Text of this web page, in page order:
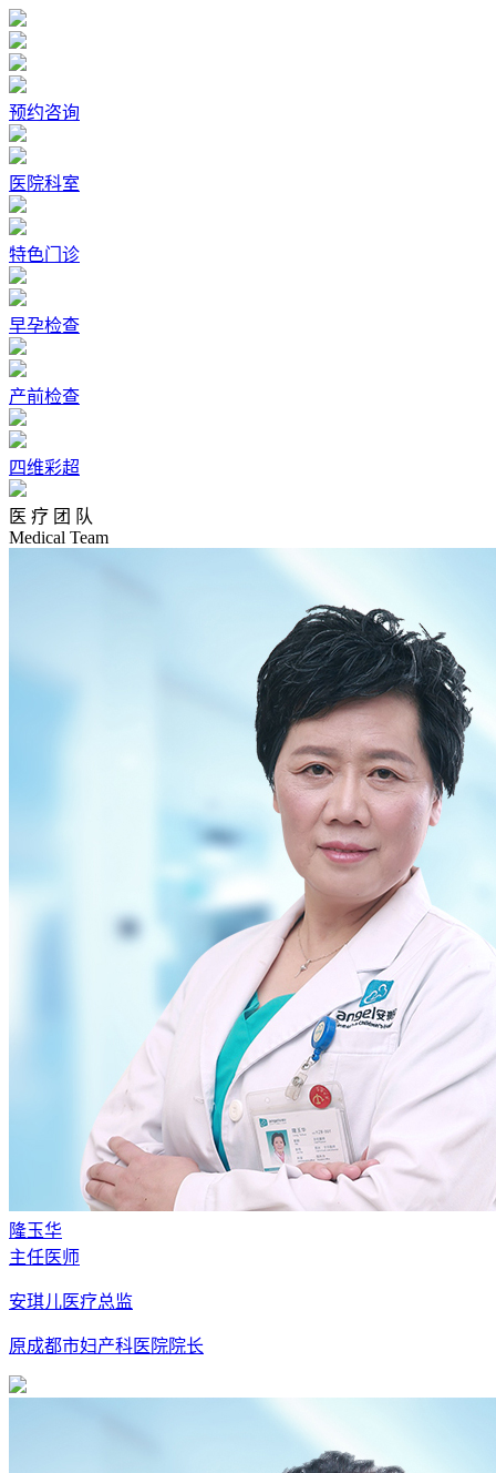
预约咨询
医院科室
特色门诊
早孕检查
产前检查
四维彩超
医 疗 团 队
Medical Team
隆玉华
主任医师
安琪儿医疗总监
原成都市妇产科医院院长